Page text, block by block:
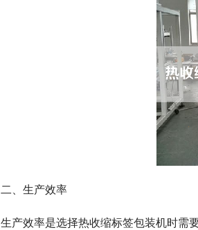
二、生产效率
生产效率是选择热收缩标签包装机时需